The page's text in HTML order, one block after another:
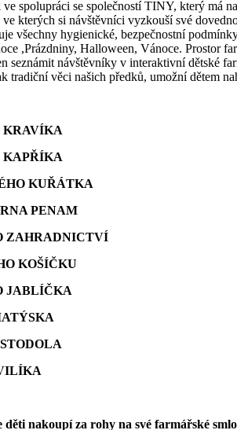
spolupráci se společností TINY, který má
kterých si návštěvníci vyzkouší své
všechny hygienické, bezpečnostní
,Prázdniny, Halloween, Vánoce. Prostor
seznámit návštěvníky v interaktivní dětské
tradiční věci našich předků, umožní dětem
KRAVÍKA
KAPŘÍKA
KUŘÁTKA
PENAM
ZAHRADNICTVÍ
KOŠÍČKU
JABLÍČKA
nakoupí za rohy na své farmářské